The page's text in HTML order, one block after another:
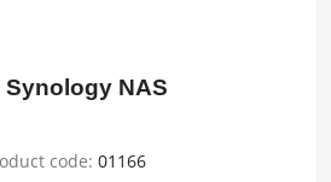
NAS
code: 01166